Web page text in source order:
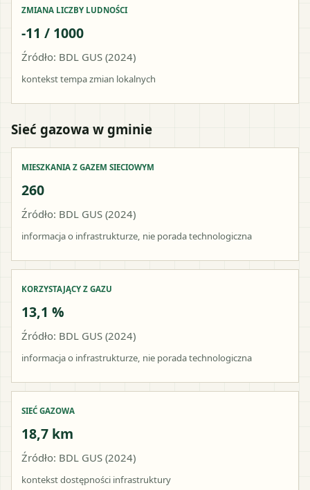
ZMIANA LICZBY LUDNOŚCI
-11 / 1000
Źródło: BDL GUS (2024)
kontekst tempa zmian lokalnych
Sieć gazowa w gminie
MIESZKANIA Z GAZEM SIECIOWYM
260
Źródło: BDL GUS (2024)
informacja o infrastrukturze, nie porada technologiczna
KORZYSTAJĄCY Z GAZU
13,1 %
Źródło: BDL GUS (2024)
informacja o infrastrukturze, nie porada technologiczna
SIEĆ GAZOWA
18,7 km
Źródło: BDL GUS (2024)
kontekst dostępności infrastruktury